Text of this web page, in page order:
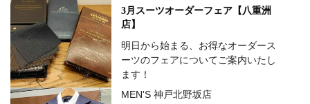
3月スーツオーダーフェア【八重洲
店】
明日から始まる、お得なオーダース
ーツのフェアについてご案内いたし
ます！
MEN'S 神戸北野坂店